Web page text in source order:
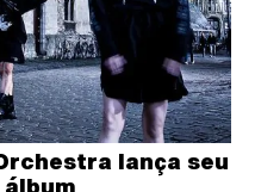
lança seu
álbum